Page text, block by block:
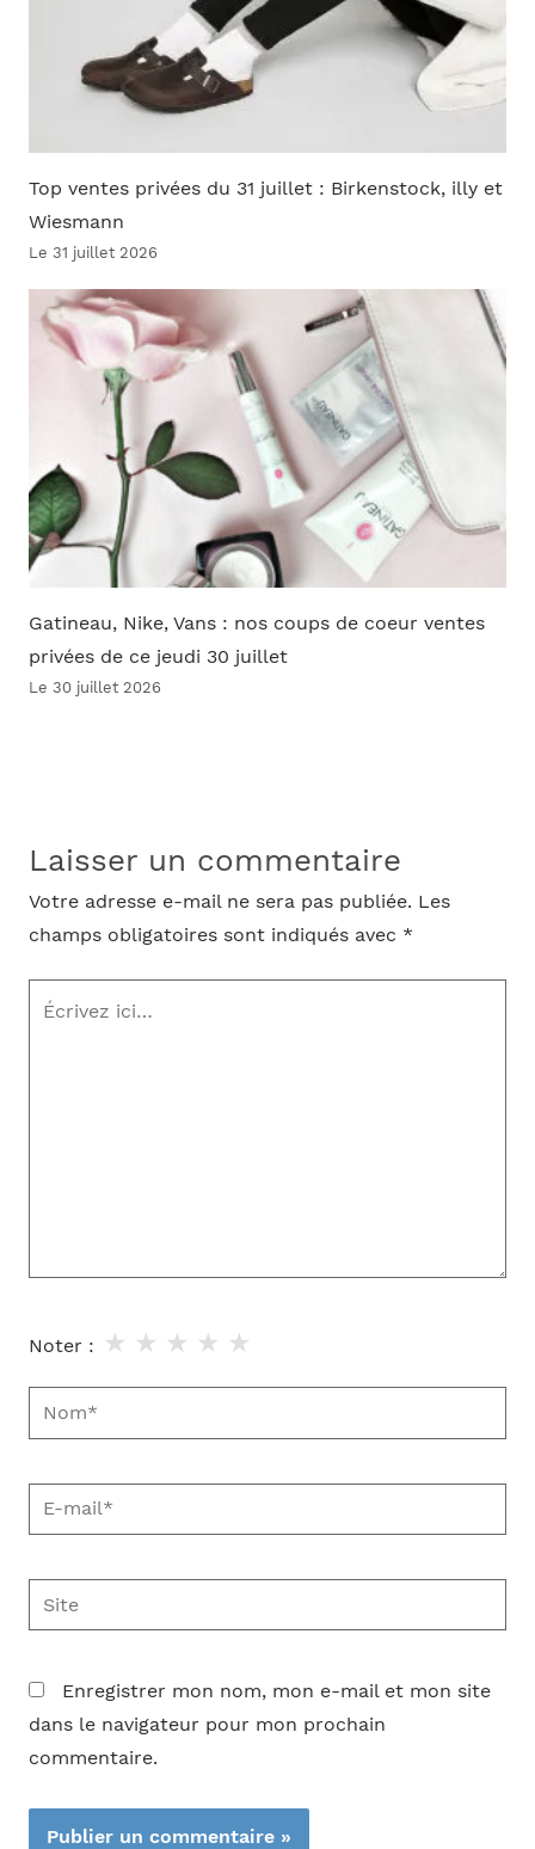
Top ventes privées du 31 juillet : Birkenstock, illy et
Wiesmann
Le 31 juillet 2026
Gatineau, Nike, Vans : nos coups de coeur ventes
privées de ce jeudi 30 juillet
Le 30 juillet 2026
Laisser un commentaire
Votre adresse e-mail ne sera pas publiée. Les
champs obligatoires sont indiqués avec *
Écrivez
Noter : ★
★
★
★
★
Nom*
E-
mail*
Site
Enregistrer mon nom, mon e-mail et mon site
dans le navigateur pour mon prochain
commentaire.